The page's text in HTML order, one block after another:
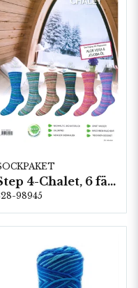
Step 4-Chalet, 6 färger á 1,0 kg.
98945